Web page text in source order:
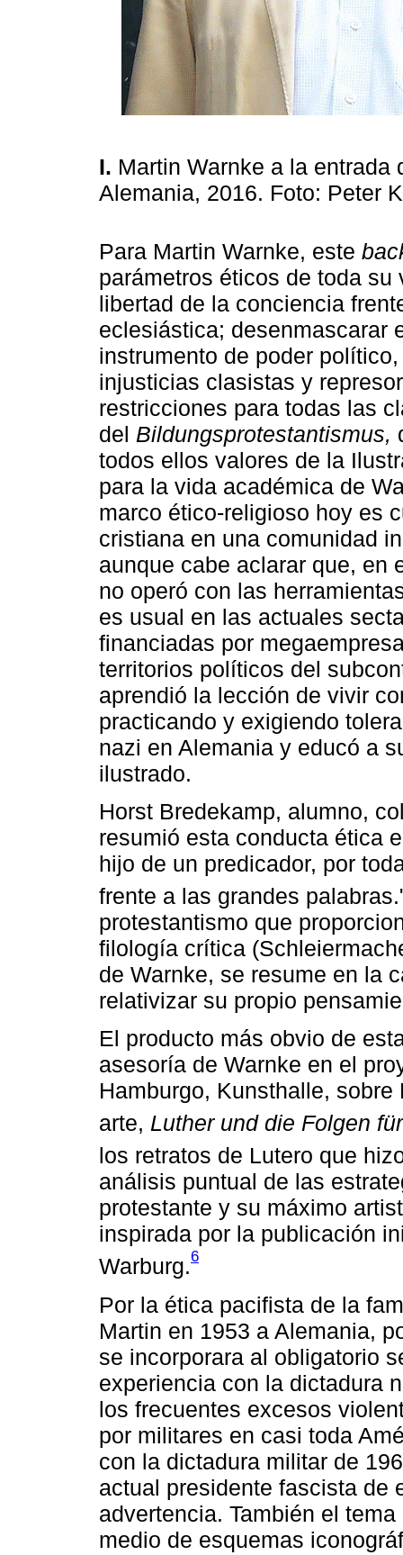
I. Martin Warnke a la entrada
Alemania, 2016. Foto: Peter
Para Martin Warnke, este
parámetros éticos de toda
libertad de la conciencia
eclesiástica; desenmascarar
instrumento de poder
injusticias clasistas y
restricciones para todas las
del Bildungsprotestantismus,
todos ellos valores de la
para la vida académica de
marco ético-religioso hoy es
cristiana en una comunidad
aunque cabe aclarar que, en
no operó con las
es usual en las actuales
financiadas por
territorios políticos del
aprendió la lección de vivir
practicando y exigiendo
nazi en Alemania y educó a
ilustrado.
Horst Bredekamp, alumno,
resumió esta conducta ética
hijo de un predicador, por
frente a las grandes
protestantismo que
filología crítica
de Warnke, se resume en la
relativizar su propio
El producto más obvio de
asesoría de Warnke en el
Hamburgo, Kunsthalle,
arte, Luther und die Folgen
los retratos de Lutero que
análisis puntual de las
protestante y su máximo
inspirada por la publicación
Warburg.6
Por la ética pacifista de la
Martin en 1953 a Alemania,
se incorporara al obligatorio
experiencia con la dictadura
los frecuentes excesos
por militares en casi toda
con la dictadura militar de
actual presidente fascista de
advertencia. También el
medio de esquemas